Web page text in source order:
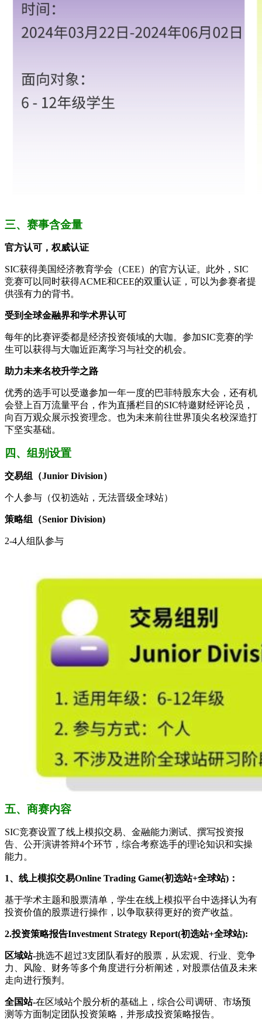
三、赛事含金量
官方认可，权威认证
SIC获得美国经济教育学会（CEE）的官方认证。此外，SIC
竞赛可以同时获得ACME和CEE的双重认证，可以为参赛者提
供强有力的背书。
受到全球金融界和学术界认可
每年的比赛评委都是经济投资领域的大咖。参加SIC竞赛的学
生可以获得与大咖近距离学习与社交的机会。
助力未来名校升学之路
优秀的选手可以受邀参加一年一度的巴菲特股东大会，还有机
会登上百万流量平台，作为直播栏目的SIC特邀财经评论员，
向百万观众展示投资理念。也为未来前往世界顶尖名校深造打
下坚实基础。
四、组别设置
交易组（Junior Division）
个人参与（仅初选站，无法晋级全球站）
策略组（Senior Division)
2-4人组队参与
五、商赛内容
SIC竞赛设置了线上模拟交易、金融能力测试、撰写投资报
告、公开演讲答辩4个环节，综合考察选手的理论知识和实操
能力。
1、线上模拟交易Online Trading Game(初选站+全球站)：
基于学术主题和股票清单，学生在线上模拟平台中选择认为有
投资价值的股票进行操作，以争取获得更好的资产收益。
2.投资策略报告Investment Strategy Report(初选站+全球站):
区域站-挑选不超过3支团队看好的股票，从宏观、行业、竞争
力、风险、财务等多个角度进行分析阐述，对股票估值及未来
走向进行预判。
全国站-在区域站个股分析的基础上，综合公司调研、市场预
测等方面制定团队投资策略，并形成投资策略报告。